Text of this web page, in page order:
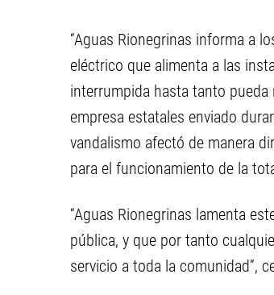
“Aguas Rionegrinas informa a
eléctrico que alimenta a las
interrumpida hasta tanto pueda
empresa estatales enviado
vandalismo afectó de manera
para el funcionamiento de la
“Aguas Rionegrinas lamenta
pública, y que por tanto
servicio a toda la comunidad”,